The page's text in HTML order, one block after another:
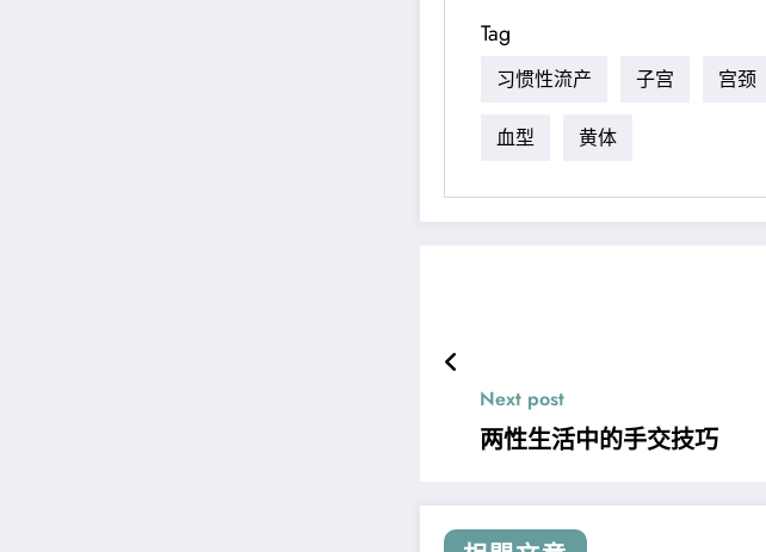
Tag
习惯性流产 子宫 宫颈
血型 黄体
Next post
两性生活中的手交技巧